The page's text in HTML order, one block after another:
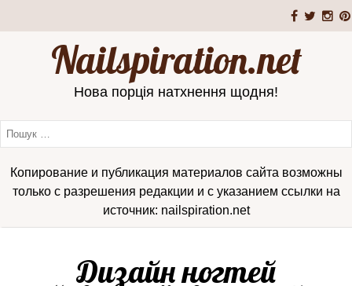
Nailspiration.net
Нова порція натхнення щодня!
Копирование и публикация материалов сайта возможны
только с разрешения редакции и с указанием ссылки на
источник: nailspiration.net
Дизайн ногтей